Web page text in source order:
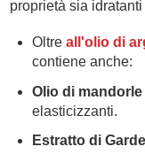
proprietà sia
Oltre all'olio di
contiene anche:
Olio di
elasticizzanti.
Estratto di